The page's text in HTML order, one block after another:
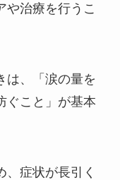
や治療を行うこ
は、「涙の量を
ぐこと」が基本
、症状が長引く